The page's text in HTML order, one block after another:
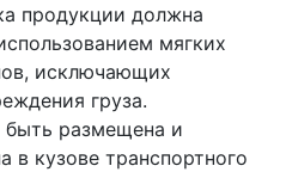
продукции должна
мягких
исключающих
груза.
размещена и
в кузове транспортного